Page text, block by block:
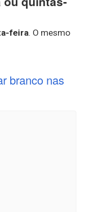
feira. O mesmo
branco nas